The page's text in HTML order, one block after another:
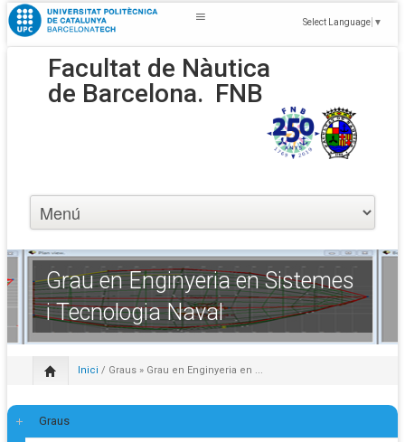
Select Language ▼
Facultat de Nàutica
de Barcelona. FNB
Grau en Enginyeria en Sistemes
i Tecnologia Naval
Inici / Graus » Grau en Enginyeria en ...
Graus